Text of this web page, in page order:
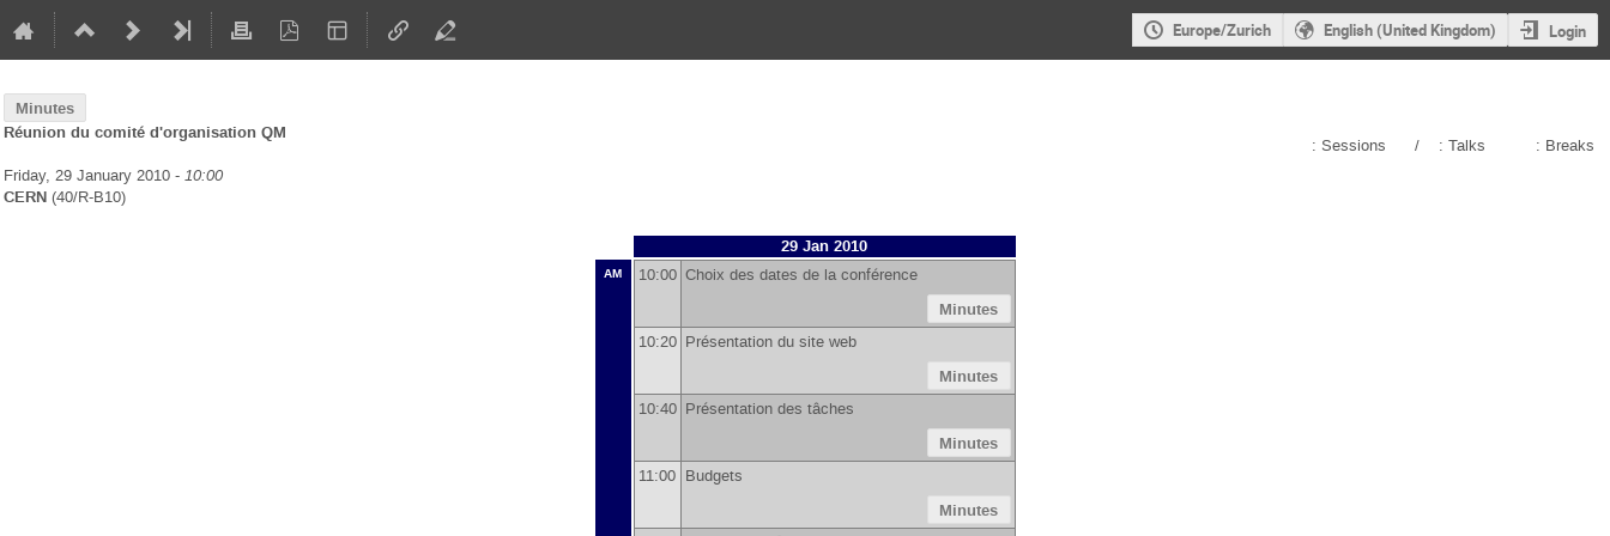
Europe/Zurich English (United Kingdom) Login
Minutes
Réunion du comité d'organisation QM
Friday, 29 January 2010 - 10:00
CERN (40/R-B10)
: Sessions / : Talks : Breaks
29 Jan 2010
AM 10:00 Choix des dates de la conférence
Minutes
10:20 Présentation du site web
Minutes
10:40 Présentation des tâches
Minutes
11:00 Budgets
Minutes